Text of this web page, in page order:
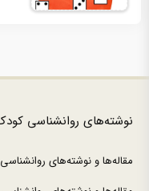
نوشته‌های روانشناسی
مقاله‌ها و نوشته‌های